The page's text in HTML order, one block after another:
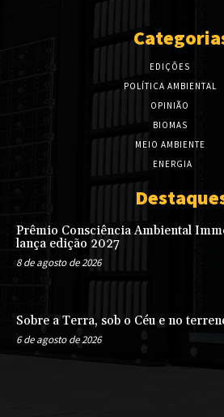
EDIÇÕES
POLÍTICA AMBIENTAL
OPINIÃO
BIOMAS
MEIO AMBIENTE
ENERGIA
Prêmio Consciência Ambiental
lança edição 2027
8 de agosto de 2026
Sobre a Terra, sob o Céu e no
6 de agosto de 2026